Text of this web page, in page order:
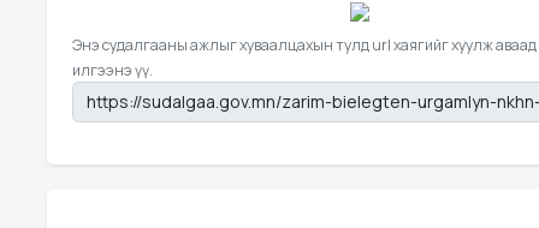
Энэ судалгааны ажлыг хуваалцахын тулд url хаягийг хуулж аваад
илгээнэ үү.